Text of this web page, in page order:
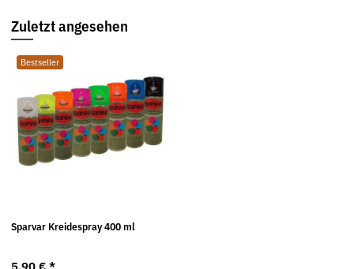
Zuletzt angesehen
Bestseller
Sparvar Kreidespray 400 ml